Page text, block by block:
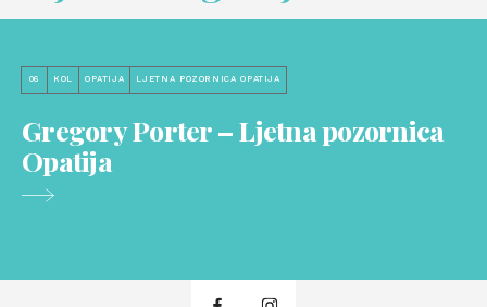
06 KOL OPATIJA LJETNA POZORNICA OPATIJA
Gregory Porter – Ljetna pozornica
Opatija